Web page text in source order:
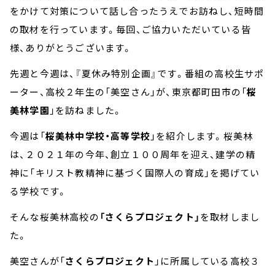
をかけて対策について話し合ったうえでお訪ねし、短時間
の取材を行っています。毎回、ご協力いただいている皆
様、ありがとうございます。
先週と今週は、『夏休み特別企画』です。番組の高校生サポ
ーター、高校２年生の「美空さん」が、東京都町田市の「桜
美林学園 」を訪ねました。
今週は「桜美林中学校・高等学校 」を紹介します。桜美林
は、２０２１年の今年、創立１００周年を迎え、建学の精
神に「キリスト教精神に基づく国際人の育成」を掲げてい
る学校です。
そんな桜美林高校の 「さくらプロジェクト」を取材しまし
た。
美空さんが「さくらプロジェクト 」に所属している高校３